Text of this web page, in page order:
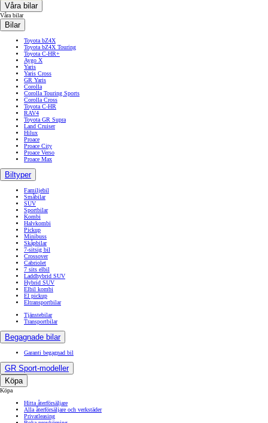
Från 238 900 kr
Från 2 349 kr/mån
Easy Billån
GR Yaris
BENSIN
Från 599 900 kr
HYBRID
Våra bilar
Våra bilar
Bilar
Toyota bZ4X
Toyota bZ4X Touring
Toyota C-HR+
Aygo X
Yaris
Yaris Cross
GR Yaris
Corolla
Corolla Touring Sports
Corolla Cross
Toyota C-HR
RAV4
Toyota GR Supra
Land Cruiser
Hilux
Proace
Proace City
Proace Verso
Proace Max
Biltyper
Familjebil
Småbilar
SUV
Sportbilar
Kombi
Halvkombi
Pickup
Minibuss
Skåpbilar
7-sitsig bil
Crossover
Cabriolet
7 sits elbil
Laddhybrid SUV
Hybrid SUV
Elbil kombi
El pickup
Eltransportbilar
Tjänstebilar
Transportbilar
Begagnade bilar
Garanti begagnad bil
GR Sport-modeller
Köpa
Köpa
Hitta återförsäljare
Alla återförsäljare och verkstäder
Privatleasing